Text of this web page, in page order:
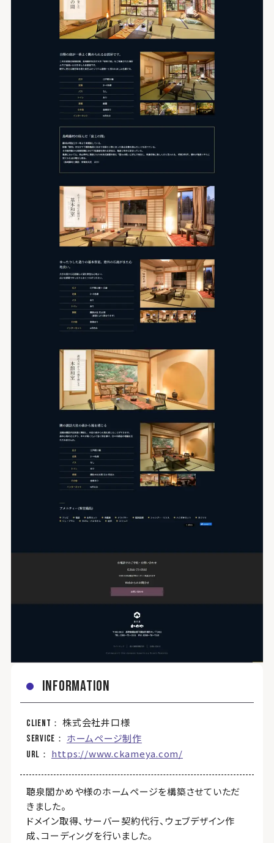
information
client 株式会社井口様
service ホームページ制作
url https://www.ckameya.com/
聴泉閣かめや様のホームページを構築させていただ
きました。
ドメイン取得、サーバー契約代行、ウェブデザイン作
成、コーディングを行いました。